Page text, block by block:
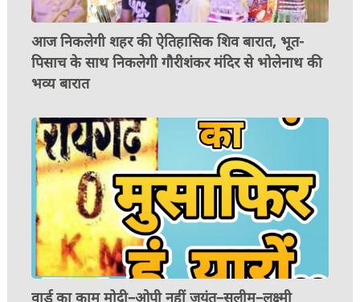
आज निकलेगी शहर की ऐतिहासिक शिव बारात, भूत-
पिसाच के साथ निकलेगी गौरीशंकर मंदिर से भोलेनाथ की
भव्य बारात
वार्ड का काम मोदी–ओपी नहीं जयंत–सलीम–लक्ष्मी